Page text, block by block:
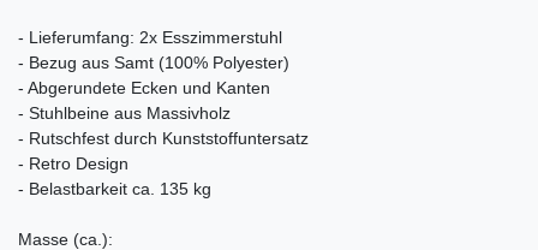
- Lieferumfang: 2x Esszimmerstuhl
- Bezug aus Samt (100% Polyester)
- Abgerundete Ecken und Kanten
- Stuhlbeine aus Massivholz
- Rutschfest durch Kunststoffuntersatz
- Retro Design
- Belastbarkeit ca. 135 kg
Masse (ca.):